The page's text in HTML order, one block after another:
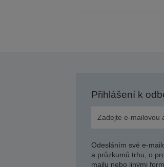
Přihlášení k
Odesláním své e-
a průzkumů trhu, o
mailu nebo jinými